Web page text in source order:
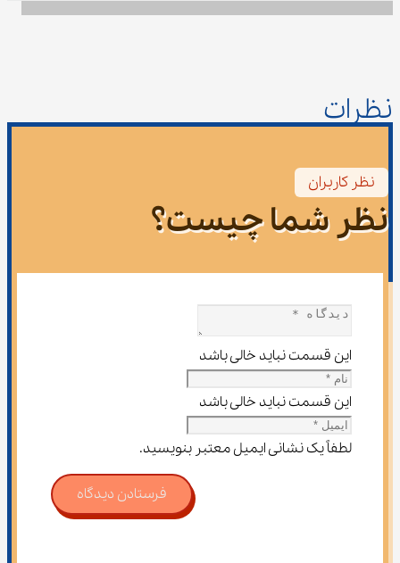
نظرات
نظر کاربران
نظر شما چیست؟
این قسمت نباید خالی باشد
این قسمت نباید خالی باشد
لطفاً یک نشانی ایمیل معتبر بنویسید.
فرستادن دیدگاه